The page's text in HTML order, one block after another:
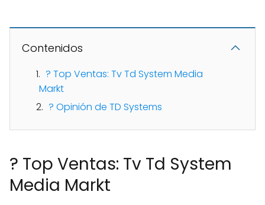
Contenidos
? Top Ventas: Tv Td System Media
Markt
? Opinión de TD Systems
? Top Ventas: Tv Td System
Media Markt